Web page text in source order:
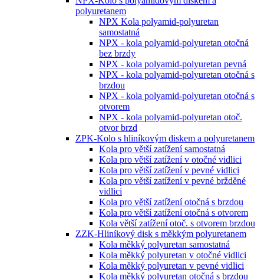
polyuretanem
NPX Kola polyamid-polyuretan
samostatná
NPX - kola polyamid-polyuretan otočná
bez brzdy
NPX - kola polyamid-polyuretan pevná
NPX - kola polyamid-polyuretan otočná s
brzdou
NPX - kola polyamid-polyuretan otočná s
otvorem
NPX - kola polyamid-polyuretan otoč.
otvor brzd
ZPK-Kolo s hliníkovým diskem a polyuretanem
Kola pro větší zatížení samostatná
Kola pro větší zatížení v otočné vidlici
Kola pro větší zatížení v pevné vidlici
Kola pro větší zatížení v pevné bržděné
vidlici
Kola pro větší zatížení otočná s brzdou
Kola pro větší zatížení otočná s otvorem
Kola větší zatížení otoč. s otvorem brzdou
ZZK-Hliníkový disk s měkkým polyuretanem
Kola měkký polyuretan samostatná
Kola měkký polyuretan v otočné vidlici
Kola měkký polyuretan v pevné vidlici
Kola měkký polyuretan otočná s brzdou